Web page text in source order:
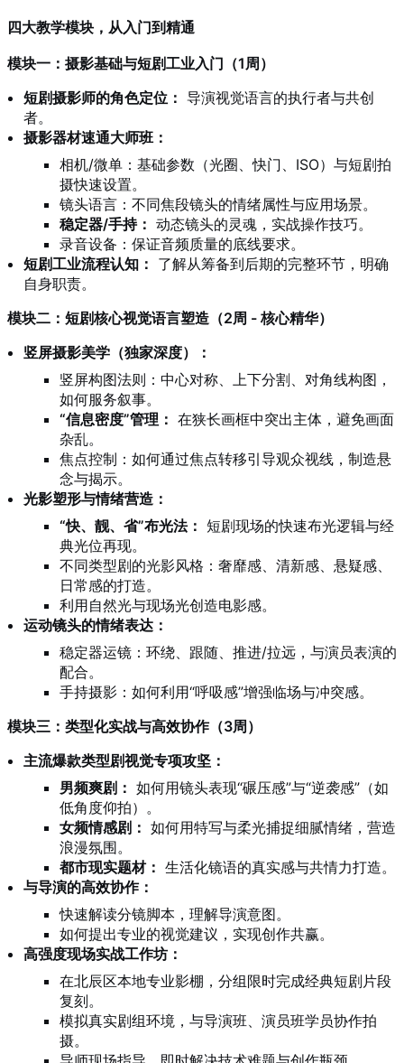
四大教学模块，从入门到精通
模块一：摄影基础与短剧工业入门（1周）
短剧摄影师的角色定位： 导演视觉语言的执行者与共创
者。
摄影器材速通大师班：
相机/微单：基础参数（光圈、快门、ISO）与短剧拍
摄快速设置。
镜头语言：不同焦段镜头的情绪属性与应用场景。
稳定器/手持： 动态镜头的灵魂，实战操作技巧。
录音设备：保证音频质量的底线要求。
短剧工业流程认知： 了解从筹备到后期的完整环节，明确
自身职责。
模块二：短剧核心视觉语言塑造（2周 - 核心精华）
竖屏摄影美学（独家深度）：
竖屏构图法则：中心对称、上下分割、对角线构图，
如何服务叙事。
“信息密度”管理： 在狭长画框中突出主体，避免画面
杂乱。
焦点控制：如何通过焦点转移引导观众视线，制造悬
念与揭示。
光影塑形与情绪营造：
“快、靓、省”布光法： 短剧现场的快速布光逻辑与经
典光位再现。
不同类型剧的光影风格：奢靡感、清新感、悬疑感、
日常感的打造。
利用自然光与现场光创造电影感。
运动镜头的情绪表达：
稳定器运镜：环绕、跟随、推进/拉远，与演员表演的
配合。
手持摄影：如何利用“呼吸感”增强临场与冲突感。
模块三：类型化实战与高效协作（3周）
主流爆款类型剧视觉专项攻坚：
男频爽剧： 如何用镜头表现“碾压感”与“逆袭感”（如
低角度仰拍）。
女频情感剧： 如何用特写与柔光捕捉细腻情绪，营造
浪漫氛围。
都市现实题材： 生活化镜语的真实感与共情力打造。
与导演的高效协作：
快速解读分镜脚本，理解导演意图。
如何提出专业的视觉建议，实现创作共赢。
高强度现场实战工作坊：
在北辰区本地专业影棚，分组限时完成经典短剧片段
复刻。
模拟真实剧组环境，与导演班、演员班学员协作拍
摄。